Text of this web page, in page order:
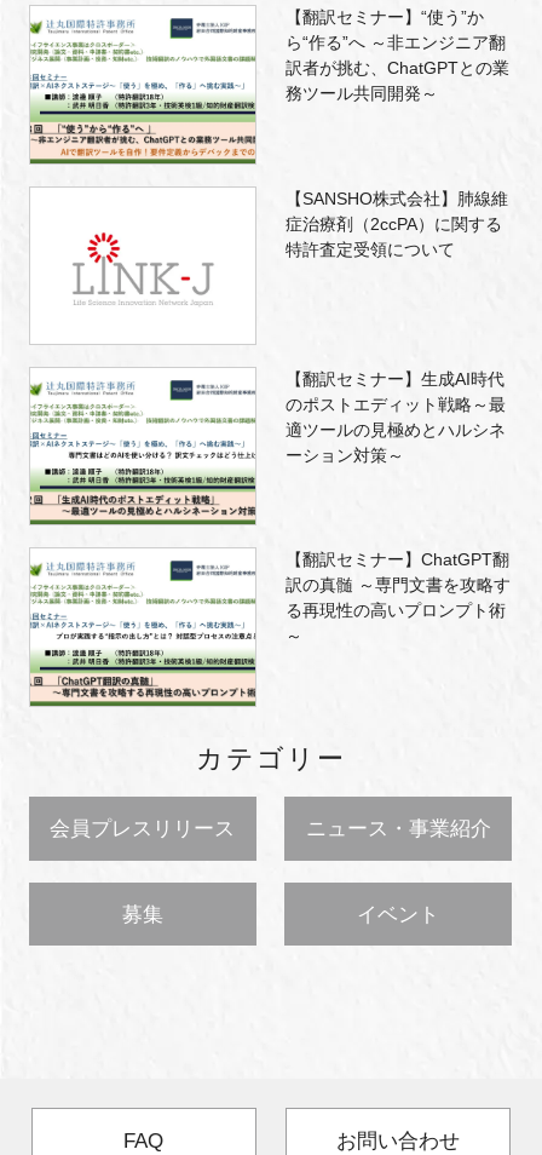
【翻訳セミナー】“使う”か
ら“作る”へ ～非エンジニア翻
訳者が挑む、ChatGPTとの業
務ツール共同開発～
【SANSHO株式会社】肺線維
症治療剤（2ccPA）に関する
特許査定受領について
【翻訳セミナー】生成AI時代
のポストエディット戦略～最
適ツールの見極めとハルシネ
ーション対策～
【翻訳セミナー】ChatGPT翻
訳の真髄 ～専門文書を攻略す
る再現性の高いプロンプト術
～
カテゴリー
会員プレスリリース ニュース・事業紹介
募集 イベント
FAQ お問い合わせ